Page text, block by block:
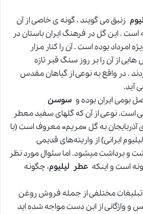
زنبق می گویند ، گونه ی خاصی از آن
است . این گل در فرهنگ ایران باستان در
امرداد بوده است . آن را کنار مزار
از آن را بر روز سنگ قبر تازه
. در واقع به نوعی از گیاهان مقدس
آید.
بومی ایران بوده و سوسن
است. نوعی از آن که گلهای سفید معطر
آذربایجان به گل «مریم» معروف است (با
ایرانی) از واریته‌های قدیمی
و برداشت میشود. اما سئوال مورد نظر
است و اینکهعطر لیلیوم، چگونه
تبلیغات مختلفی از جمله فروش روغن
و واژگانی از این دست مواجه شده اید